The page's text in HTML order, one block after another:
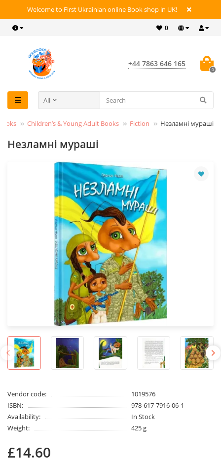
Welcome to First Ukrainian online Book shop in UK!
0
+44 7863 646 165
0
All
Children’s & Young Adult Books Fiction Незламні мураші
Незламні мураші
Vendor code:
1019576
ISBN:
978-617-7916-06-1
Availability:
In Stock
Weight:
425 g
£14.60